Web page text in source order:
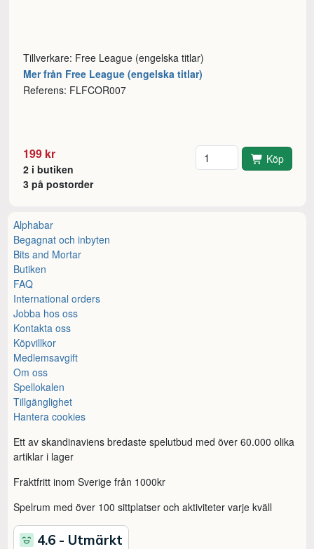
Tillverkare: Free League (engelska titlar)
Mer från Free League (engelska titlar)
Referens: FLFCOR007
199 kr
2 i butiken
3 på postorder
Antal Köp
Alphabar
Begagnat och inbyten
Bits and Mortar
Butiken
FAQ
International orders
Jobba hos oss
Kontakta oss
Köpvillkor
Medlemsavgift
Om oss
Spellokalen
Tillgänglighet
Hantera cookies
Ett av skandinaviens bredaste spelutbud med över 60.000 olika
artiklar i lager
Fraktfritt inom Sverige från 1000kr
Spelrum med över 100 sittplatser och aktiviteter varje kväll